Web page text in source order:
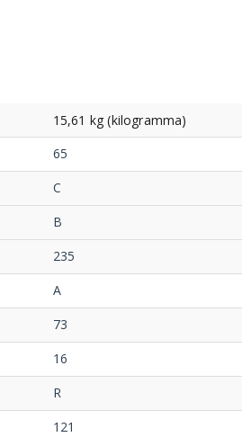
15,61 kg (kilogramma)
65
C
B
235
A
73
16
R
121